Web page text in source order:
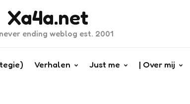
Xa4a.net
ending weblog est. 2001
Verhalen Just me | Over mij